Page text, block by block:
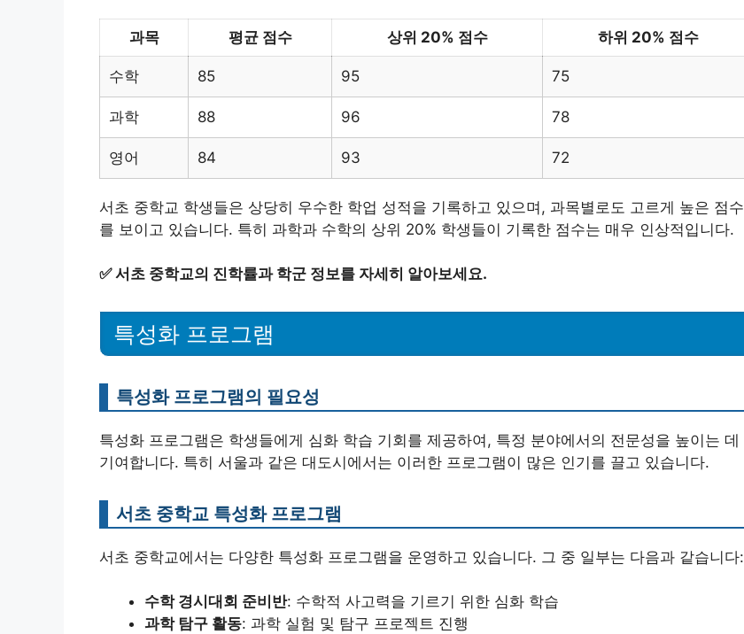
과목 평균 점수 상위 20% 점수 하위 20% 점수
수학 85 95 75
과학 88 96 78
영어 84 93 72
서초 중학교 학생들은 상당히 우수한 학업 성적을 기록하고 있으며, 과목별로도 고르게 높은 점수
를 보이고 있습니다. 특히 과학과 수학의 상위 20% 학생들이 기록한 점수는 매우 인상적입니다.
✅서초 중학교의 진학률과 학군 정보를 자세히 알아보세요.
특성화 프로그램
특성화 프로그램의 필요성
특성화 프로그램은 학생들에게 심화 학습 기회를 제공하여, 특정 분야에서의 전문성을 높이는 데
기여합니다. 특히 서울과 같은 대도시에서는 이러한 프로그램이 많은 인기를 끌고 있습니다.
서초 중학교 특성화 프로그램
서초 중학교에서는 다양한 특성화 프로그램을 운영하고 있습니다. 그 중 일부는 다음과 같습니다:
수학 경시대회 준비반: 수학적 사고력을 기르기 위한 심화 학습
과학 탐구 활동: 과학 실험 및 탐구 프로젝트 진행